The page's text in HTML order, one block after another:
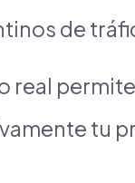
de
real
tu